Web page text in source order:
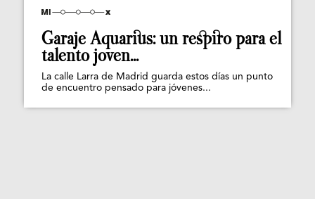
Garaje Aquarius: un respiro para el
talento joven...
La calle Larra de Madrid guarda estos días un punto
de encuentro pensado para jóvenes...